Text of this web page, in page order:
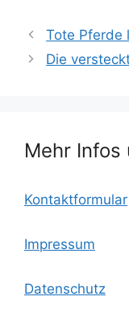
c
e
k
itt
er l
Tote Pferde
Die
Mehr Infos
Kontaktformular
Impressum
Datenschutz